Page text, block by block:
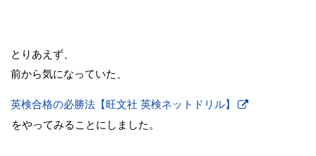
とりあえず、
前から気になっていた、
英検合格の必勝法【旺文社 英検ネットドリル】
をやってみることにしました。